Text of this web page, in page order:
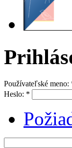
Používateľské meno:
Heslo: *